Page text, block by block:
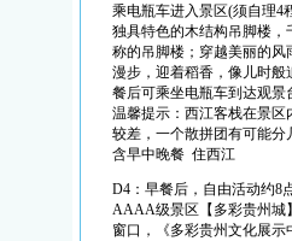
乘电瓶车进入景区(须自理4
独具特色的木结构吊脚楼，
称的吊脚楼；穿越美丽的
漫步，迎着稻香，像儿时
餐后可乘坐电瓶车到达观
温馨提示：西江客栈在景区
较差，一个散拼团有可能
含早中晚餐 住西江
D4：早餐后，自由活动约8
AAAA级景区【多彩贵州城
窗口，《多彩贵州文化展